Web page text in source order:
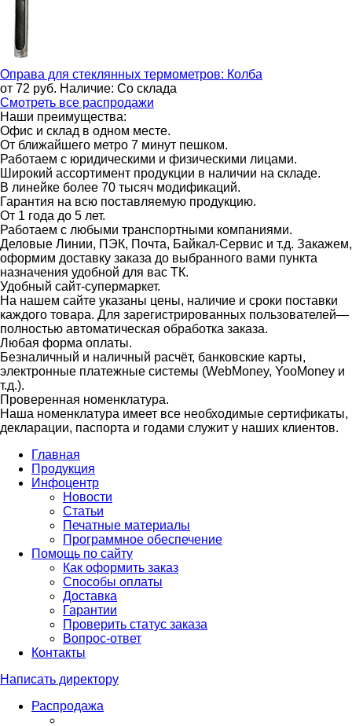
Оправа для стеклянных термометров: Колба
от 72 руб. Наличие: Со склада
Смотреть все распродажи
Наши преимущества:
Офис и склад в одном месте.
От ближайшего метро 7 минут пешком.
Работаем с юридическими и физическими лицами.
Широкий ассортимент продукции в наличии на складе.
В линейке более 70 тысяч модификаций.
Гарантия на всю поставляемую продукцию.
От 1 года до 5 лет.
Работаем с любыми транспортными компаниями.
Деловые Линии, ПЭК, Почта, Байкал-Сервис и т.д. Закажем,
оформим доставку заказа до выбранного вами пункта
назначения удобной для вас ТК.
Удобный сайт-супермаркет.
На нашем сайте указаны цены, наличие и сроки поставки
каждого товара. Для зарегистрированных пользователей—
полностью автоматическая обработка заказа.
Любая форма оплаты.
Безналичный и наличный расчёт, банковские карты,
электронные платежные системы (WebMoney, YooMoney и
т.д.).
Проверенная номенклатура.
Наша номенклатура имеет все необходимые сертификаты,
декларации, паспорта и годами служит у наших клиентов.
Главная
Продукция
Инфоцентр
Новости
Статьи
Печатные материалы
Программное обеспечение
Помощь по сайту
Как оформить заказ
Способы оплаты
Доставка
Гарантии
Проверить статус заказа
Вопрос-ответ
Контакты
Написать директору
Распродажа